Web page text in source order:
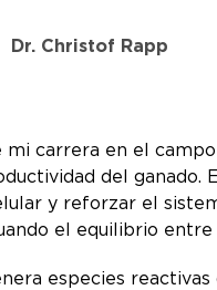
Dr. Christof Rapp
mi carrera en el
del ganado.
y reforzar el
el equilibrio
especies